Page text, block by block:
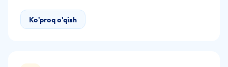
anesteziolog, kardiolog va endokrinolog qo'shimcha
maslahatiga yo'naltiradi.
Ko'proq o'qish